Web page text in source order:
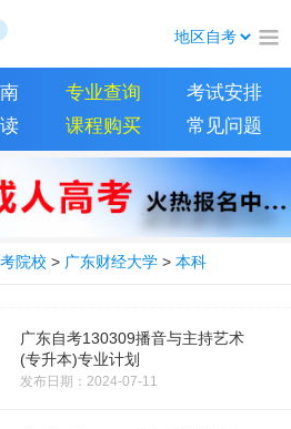
专业查询
考试安排
课程购买 常见问题
院校 > 广东财经大学> 本科
广东自考130309播音与主持艺术
(专升本)专业计划
发布日期：2024-07-11